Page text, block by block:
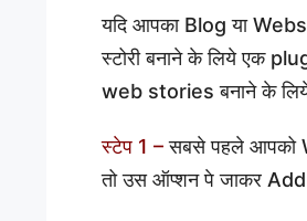
यदि आपका Blog या
स्टोरी बनाने के लिये एक
web stories बनाने के लिये
स्टेप 1 –सबसे पहले आपको
तो उस ऑप्शन पे जाकर